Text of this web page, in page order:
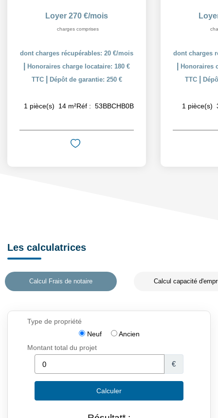
Loyer 270 €/mois
charges comprises
dont charges récupérables: 20 €/mois
Honoraires charge locataire: 180 €
TTC
Dépôt de garantie: 250 €
1 pièce(s) 14 m²Réf : 53BBCHB0B
dont charges
Honoraires
TTC
1 pièce(s)
Les calculatrices
Calcul Frais de notaire Calcul capacité